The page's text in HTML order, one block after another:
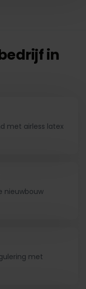
in
met airless latex
nieuwbouw
met